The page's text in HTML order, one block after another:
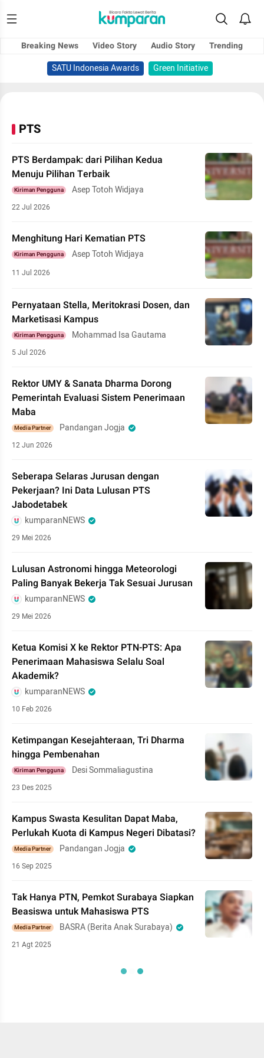
Breaking News Video Story Audio Story
Trending
SATU Indonesia Awards
Green Initiative
PTS
PTS Berdampak: dari Pilihan Kedua
Menuju Pilihan Terbaik
Kiriman Pengguna Asep Totoh Widjaya
22 Jul 2026
Menghitung Hari Kematian PTS
Kiriman Pengguna Asep Totoh Widjaya
11 Jul 2026
Pernyataan Stella, Meritokrasi Dosen, dan
Marketisasi Kampus
Kiriman Pengguna Mohammad Isa Gautama
5 Jul 2026
Rektor UMY & Sanata Dharma Dorong
Pemerintah Evaluasi Sistem Penerimaan
Maba
Media Partner Pandangan Jogja
12 Jun 2026
Seberapa Selaras Jurusan dengan
Pekerjaan? Ini Data Lulusan PTS
Jabodetabek
kumparanNEWS
29 Mei 2026
Lulusan Astronomi hingga Meteorologi
Paling Banyak Bekerja Tak Sesuai Jurusan
kumparanNEWS
29 Mei 2026
Ketua Komisi X ke Rektor PTN-PTS: Apa
Penerimaan Mahasiswa Selalu Soal
Akademik?
kumparanNEWS
10 Feb 2026
Ketimpangan Kesejahteraan, Tri Dharma
hingga Pembenahan
Kiriman Pengguna Desi Sommaliagustina
23 Des 2025
Kampus Swasta Kesulitan Dapat Maba,
Perlukah Kuota di Kampus Negeri Dibatasi?
Media Partner Pandangan Jogja
16 Sep 2025
Tak Hanya PTN, Pemkot Surabaya Siapkan
Beasiswa untuk Mahasiswa PTS
Media Partner BASRA (Berita Anak Surabaya)
21 Agt 2025